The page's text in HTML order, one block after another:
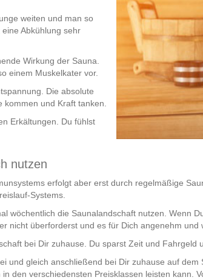
weiten und man so
Abkühlung sehr
Wirkung der Sauna.
einem Muskelkater vor.
Die absolute
und Kraft tanken.
Erkältungen. Du fühlst
nutzen
erfolgt aber erst durch regelmäßige
Systems.
wöchentlich die Saunalandschaft nutzen. Wenn
nicht überforderst und es für Dich angenehm und
bei Dir zuhause. Du sparst Zeit und Fahrgeld
gleich anschließend bei Dir zuhause auf
den verschiedensten Preisklassen leisten kann.